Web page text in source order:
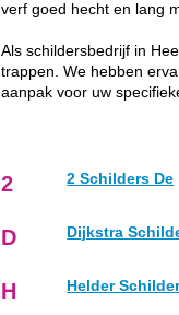
verf goed hecht en lang
Als schildersbedrijf in
trappen. We hebben
aanpak voor uw
2 2 Schilders De
D Dijkstra
H Helder